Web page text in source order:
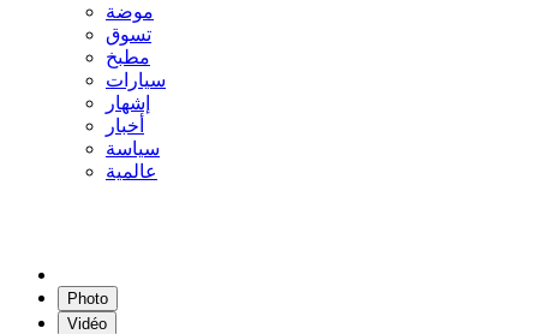
موضة
تسوق
مطبخ
سيارات
إشهار
أخبار
سياسة
عالمية
Photo
Vidéo